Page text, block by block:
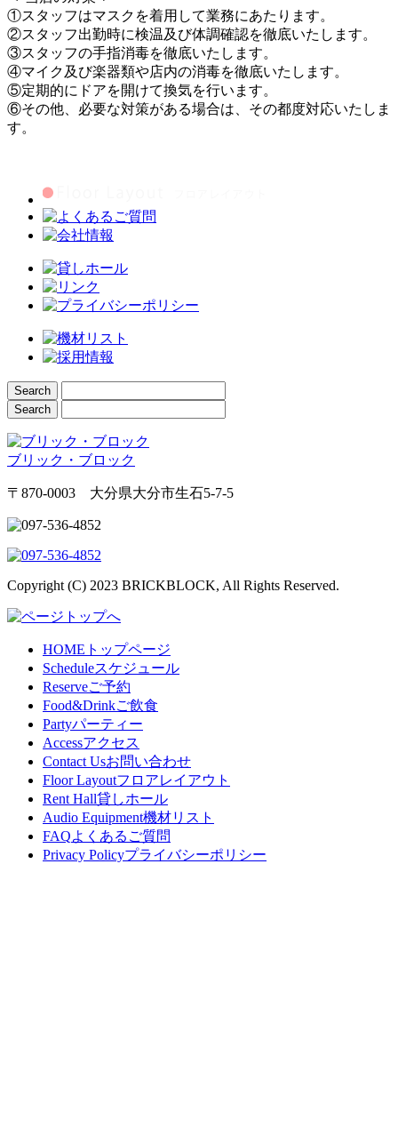
①スタッフはマスクを着用して業務にあたります。
②スタッフ出勤時に検温及び体調確認を徹底いたします。
③スタッフの手指消毒を徹底いたします。
④マイク及び楽器類や店内の消毒を徹底いたします。
⑤定期的にドアを開けて換気を行います。
⑥その他、必要な対策がある場合は、その都度対応いたしま
す。
ブリック・ブロック
〒870-0003 大分県大分市生石5-7-5
Copyright (C) 2023 BRICKBLOCK, All Rights Reserved.
HOME トップページ
Scheduleスケジュール
Reserveご予約
Food&Drinkご飲食
Partyパーティー
Accessアクセス
Contact Usお問い合わせ
Floor Layoutフロアレイアウト
Rent Hall貸しホール
Audio Equipment機材リスト
FAQよくあるご質問
Privacy Policyプライバシーポリシー